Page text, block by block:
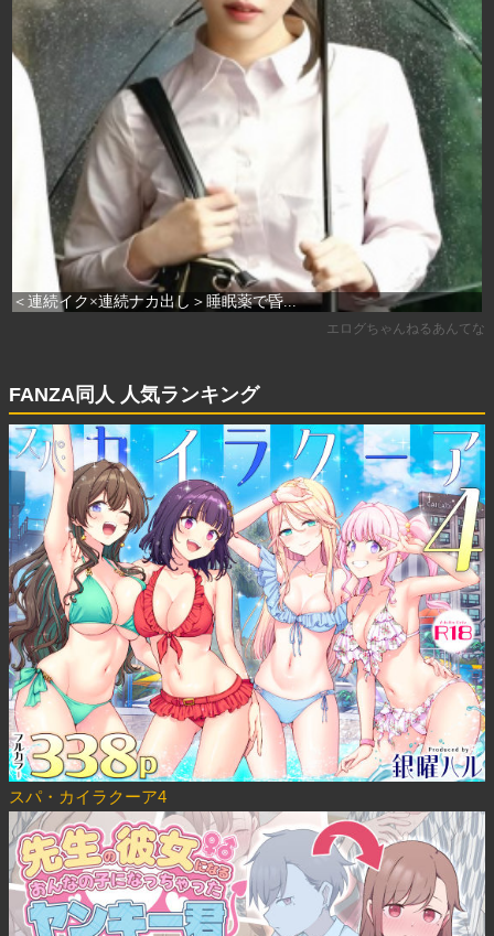
FANZA同人 人気ランキング
スパ・カイラクーア4